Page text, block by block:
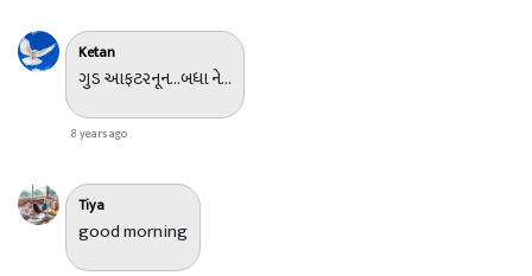
Ketan
ગુડ આફટરનૂન...બધા ને...
8 years ago
Tiya
good morning